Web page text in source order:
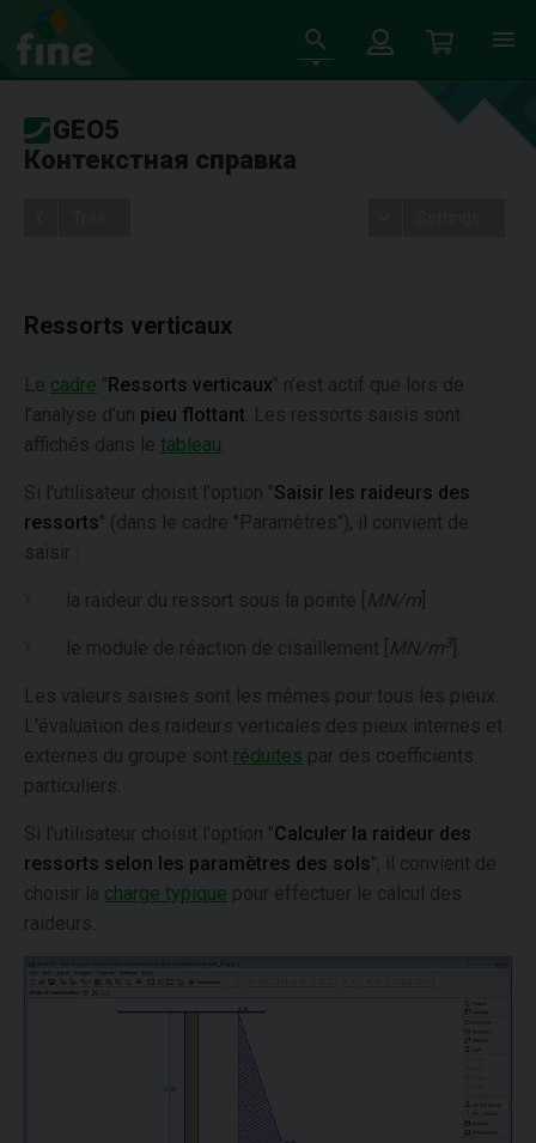
GEO5
Контекстная справка
Ressorts verticaux
Le cadre "Ressorts verticaux" n’est actif que lors de
l’analyse d’un pieu flottant . Les ressorts saisis sont
affichés dans le tableau
Si l'utilisateur choisit l'option "Saisir les raideurs des
ressorts" (dans le cadre "Paramètres"), il convient de
saisir :
la raideur du ressort sous la pointe [ MN/m
le module de réaction de cisaillement [ MN/m3
Les valeurs saisies sont les mêmes pour tous les pieux.
L'évaluation des raideurs verticales des pieux internes et
externes du groupe sont réduites par des coefficients
particuliers.
Si l'utilisateur choisit l'option "Calculer la raideur des
ressorts selon les paramètres des sols", il convient de
choisir la charge typique pour effectuer le calcul des
raideurs.